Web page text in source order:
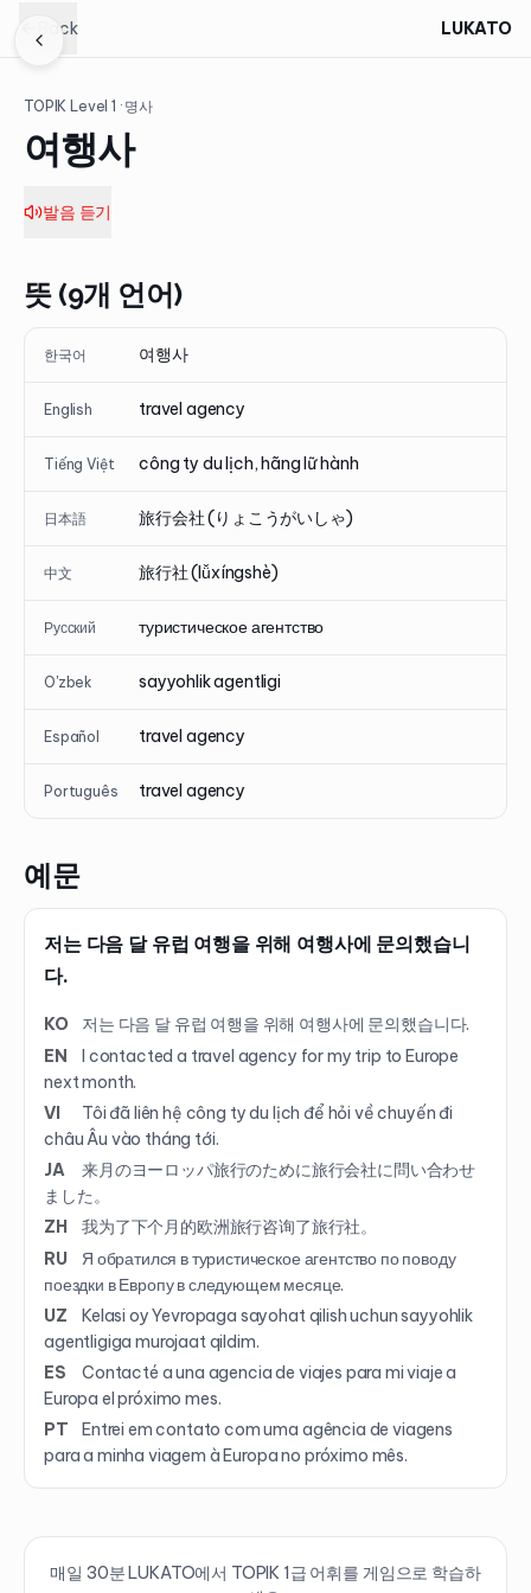
Back LUKATO
TOPIK Level1 · 명사
여행사
발음 듣기
뜻 (9개 언어)
한국어 여행사
English travel agency
Tiếng Việt công ty du lịch, hãng lữ hành
日本語 旅行会社 (りょこうがいしゃ)
中文 旅行社 (lǚxíngshè)
Русский туристическое агентство
O'zbek sayyohlik agentligi
Español travel agency
Português travel agency
예문
저는 다음 달 유럽 여행을 위해 여행사에 문의했습니
다.
KO
저는 다음 달 유럽 여행을 위해 여행사에 문의했습니다.
EN
I contacted a travel agency for my trip to Europe
next month.
VI
Tôi đã liên hệ công ty du lịch để hỏi về chuyến đi
châu Âu vào tháng tới.
JA
来月のヨーロッパ旅行のために旅行会社に問い合わせ
ました。
ZH
我为了下个月的欧洲旅行咨询了旅行社。
RU
Я обратился в туристическое агентство по поводу
поездки в Европу в следующем месяце.
UZ
Kelasi oy Yevropaga sayohat qilish uchun sayyohlik
agentligiga murojaat qildim.
ES
Contacté a una agencia de viajes para mi viaje a
Europa el próximo mes.
PT
Entrei em contato com uma agência de viagens
para a minha viagem à Europa no próximo mês.
매일 30분 LUKATO에서 TOPIK 1급 어휘를 게임으로 학습하